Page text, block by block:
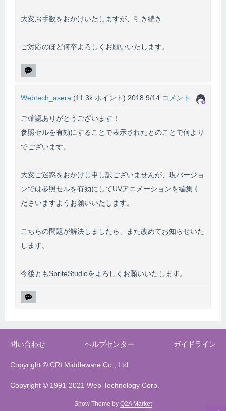
大変お手数をおかけいたしますが、引き続き
ご対応のほど何卒よろしくお願いいたします。
Webtech_asera (11.3k ポイント) 2018 9/14 コメント
ご確認ありがとうございます！
参照セルを有効にすることで表示されたとのことで何より
でございます。
大変ご迷惑をおかけし申し訳ございませんが、現バージョ
ンでは参照セルを有効にしてUVアニメーションを編集く
ださいますようお願いいたします。
こちらの問題が解決しましたら、また改めてお知らせいた
します。
今後ともSpriteStudioをよろしくお願いいたします。
問い合わせ ヘルプセンター ガイドライン
Copyright © CRI Middleware Co., Ltd.
Copyright © 1991-2021 Web Technology Corp.
Snow Theme by Q2A Market